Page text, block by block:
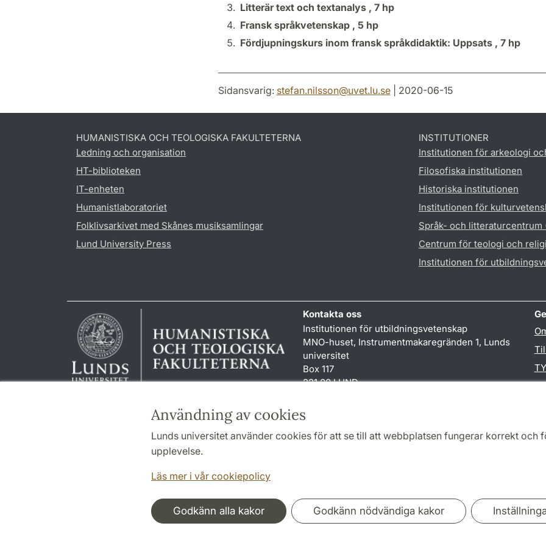
Användning av cookies
Lunds universitet använder cookies för att se till att webbplatsen fungerar korrekt och
upplevelse.
Läs mer i vår cookiepolicy
Godkänn alla kakor Godkänn nödvändiga kakor
Litterär text och textanalys , 7 hp
Fransk språkvetenskap , 5 hp
Fördjupningskurs inom fransk språkdidaktik: Uppsats , 7 hp
Sidansvarig: stefan.nilsson@uvet.lu.se| 2020-06-15
HUMANISTISKA OCH TEOLOGISKA FAKULTETERNA
Ledning och organisation
HT-biblioteken
IT-enheten
Humanistlaboratoriet
Folklivsarkivet med Skånes musiksamlingar
Lund University Press
INSTITUTIONER
Institutionen för arkeologi
Filosofiska institutionen
Historiska institutionen
Institutionen för
Språk- och litteraturcentrum
Centrum för teologi och
Institutionen för
Kontakta oss
Institutionen för utbildningsvetenskap
MNO-huset, Instrumentmakaregränden 1, Lunds
universitet
Box 117
221 00 LUND
karin.hjalmarsson